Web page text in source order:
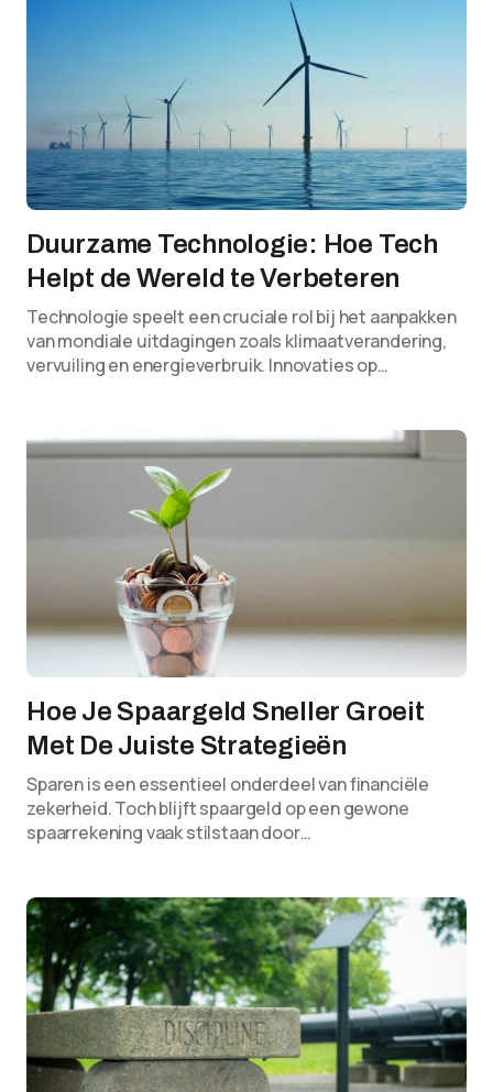
Duurzame Technologie: Hoe Tech
Helpt de Wereld te Verbeteren
Technologie speelt een cruciale rol bij het aanpakken
van mondiale uitdagingen zoals klimaatverandering,
vervuiling en energieverbruik. Innovaties op…
Hoe Je Spaargeld Sneller Groeit
Met De Juiste Strategieën
Sparen is een essentieel onderdeel van financiële
zekerheid. Toch blijft spaargeld op een gewone
spaarrekening vaak stilstaan door…